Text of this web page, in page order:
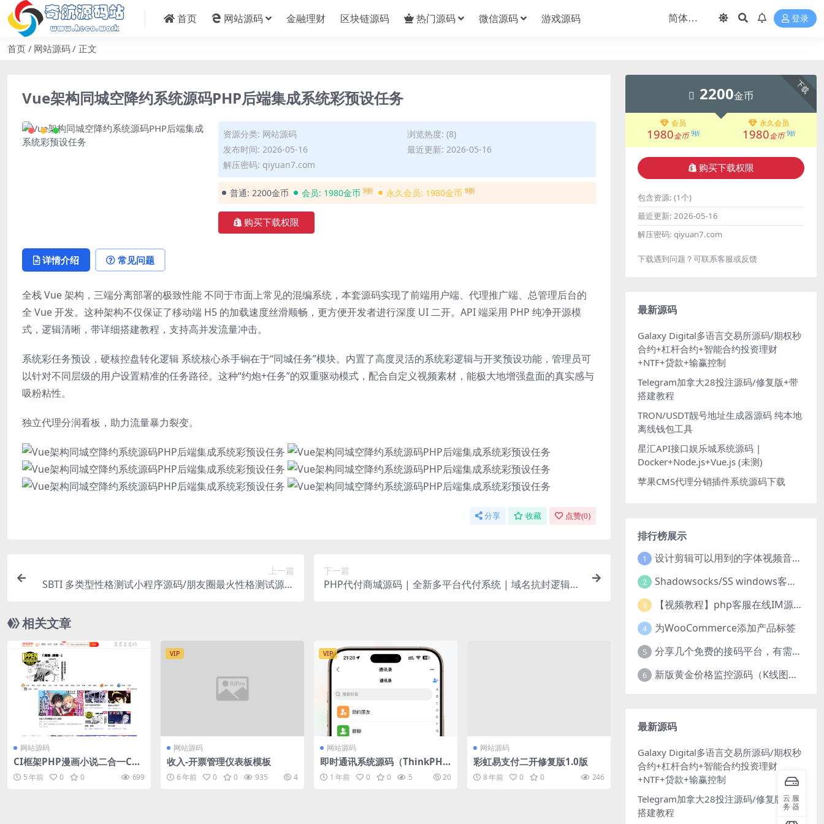
首页 网站源码 金融理财 区块链源码 热门源码 微信源码 游戏源码 登录
首页 网站源码 正文
Vue架构同城空降约系统源码PHP后端集成系统彩预设任务
资源分类: 网站源码
浏览热度: (8)
发布时间: 2026-05-16
最近更新: 2026-05-16
解压密码: qiyuan7.com
普通: 2200金币 会员: 1980金币 9折 永久会员: 1980金币 9折
购买下载权限
详情介绍 常见问题
全栈 Vue 架构，三端分离部署的极致性能 不同于市面上常见的混编系统，本套源码实现了前端用户端、代理推广端、总管理后台的
全 Vue 开发。这种架构不仅保证了移动端 H5 的加载速度丝滑顺畅，更方便开发者进行深度 UI 二开。API 端采用 PHP 纯净开源模
式，逻辑清晰，带详细搭建教程，支持高并发流量冲击。
系统彩任务预设，硬核控盘转化逻辑 系统核心杀手锏在于“同城任务”模块。内置了高度灵活的系统彩逻辑与开奖预设功能，管理员可
以针对不同层级的用户设置精准的任务路径。这种“约炮+任务”的双重驱动模式，配合自定义视频素材，能极大地增强盘面的真实感与
吸粉粘性。
独立代理分润看板，助力流量暴力裂变。
分享 收藏 点赞(0)
上一篇
SBTI 多类型性格测试小程序源码/朋友圈最火性格测试源码
下一篇
PHP代付商城源码 | 全新多平台代付系统 | 域名抗封逻辑重
相关文章
网站源码
CI框架PHP漫画小说二合一CM
S 5 年前 0 0 699
VIP
网站源码
收入-开票管理仪表板模板
6 年前 0 0 935 4
VIP
网站源码
即时通讯系统源码（ThinkPHP
+Workerman+Vue.js）支持红
包收发分销体系多端适配
1 年前 0 0 5 20
网站源码
彩虹易支付二开修复版1.0版
8 年前 0 0 246
下载
2200金币
会员
1980金币 9折
永久会员
1980金币 9折
购买下载权限
包含资源: (1个)
最近更新: 2026-05-16
解压密码: qiyuan7.com
下载遇到问题？可联系客服或反馈
最新源码
Galaxy Digital多语言交易所源码/期权秒
合约+杠杆合约+智能合约投资理财
+NTF+贷款+输赢控制
Telegram加拿大28投注源码/修复版+带
搭建教程
TRON/USDT靓号地址生成器源码 纯本地
离线钱包工具
星汇API接口娱乐城系统源码 |
Docker+Node.js+Vue.js (未测)
苹果CMS代理分销插件系统源码下载
排行榜展示
1 设计剪辑可以用到的字体视频音乐音效素材
2 Shadowsocks/SS windows客户端下载
3 【视频教程】php客服在线IM源码 网页在线客服软件代码
4 为WooCommerce添加产品标签
5 分享几个免费的接码平台，有需要自取
6 新版黄金价格监控源码（K线图模块，黄金舆情模块，AI智能客服源码）
最新源码
Galaxy Digital多语言交易所源码/期权秒
合约+杠杆合约+智能合约投资理财
+NTF+贷款+输赢控制
Telegram加拿大28投注源码/修复版+带
搭建教程
云服
务器